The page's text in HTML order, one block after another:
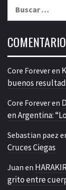
Core Foreveren
buenos
Core Foreveren
en Argentina:
Sebastian paez
Cruces Ciegas
Juan en
grito entre